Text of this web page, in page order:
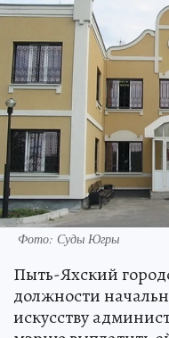
Фото: Суды Югры
Пыть-Яхский
должности
искусству